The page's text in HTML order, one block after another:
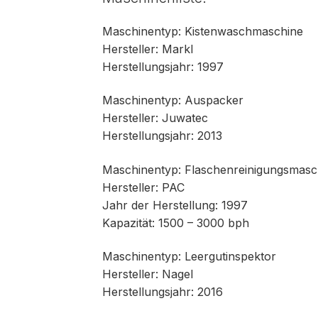
Maschinentyp: Kistenwaschmaschine
Hersteller: Markl
Herstellungsjahr: 1997
Maschinentyp: Auspacker
Hersteller: Juwatec
Herstellungsjahr: 2013
Maschinentyp:
Hersteller: PAC
Jahr der Herstellung: 1997
Kapazität: 1500 – 3000 bph
Maschinentyp: Leergutinspektor
Hersteller: Nagel
Herstellungsjahr: 2016